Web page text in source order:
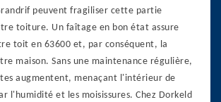
peuvent fragiliser cette partie
toiture. Un faîtage en bon état assure
toit en 63600 et, par conséquent, la
maison. Sans une maintenance régulière,
augmentent, menaçant l'intérieur de
l'humidité et les moisissures. Chez Dorkeld